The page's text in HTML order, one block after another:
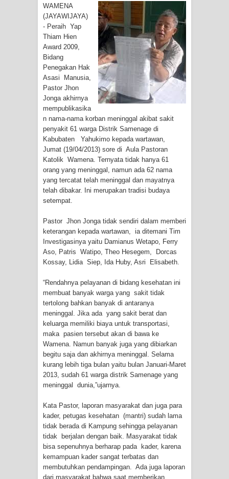
Tiga Personel Polresta Jayapura Kota
Jalani Sidang BP4R di Jayapura
Kapolresta Jayapura Kota
Mengapresiasi Antusiasme Warga
Saat Nonton Bareng Final Piala Dunia
2026 di Lapangan Karang PTC Entrop
Kebakaran Hanguskan Satu Rumah
di Kompleks Asrama Polisi Sorong
Profil Lengkap Papua Barat, Bumi
Profil Lengkap Provinsi Papua, Bumi
Cenderawasih di Ujung Timur
Indonesia
Profil Lengkap Aceh, Provinsi
Istimewa di Ujung Sumatera
Lima Rumah Pribadi Terbakar Di
Hamadi Jayapura Selatan
Gempa M3,3 Guncang Nabire, BMKG
Mama-Mama Pasar Lama Sentani
Protes Tumpukan Sampah dengan
Menghambur ke Tengah Jalan
Polres Jayapura Terima Laporan
WAMENA
(JAYAWIJAYA)
- Peraih Yap
Thiam Hien
Award 2009,
Bidang
Penegakan Hak
Asasi Manusia,
Pastor Jhon
Jonga akhirnya
mempublikasika
n nama-nama korban meninggal akibat sakit
penyakit 61 warga Distrik Samenage di
Kabubaten Yahukimo kepada wartawan,
Jumat (19/04/2013) sore di Aula Pastoran
Katolik Wamena. Ternyata tidak hanya 61
orang yang meninggal, namun ada 62 nama
yang tercatat telah meninggal dan mayatnya
telah dibakar. Ini merupakan tradisi budaya
setempat.
Pastor Jhon Jonga tidak sendiri dalam memberi
keterangan kepada wartawan, ia ditemani Tim
Investigasinya yaitu Damianus Wetapo, Ferry
Aso, Patris Watipo, Theo Hesegem, Dorcas
Kossay, Lidia Siep, Ida Huby, Asri Elisabeth.
“Rendahnya pelayanan di bidang kesehatan ini
membuat banyak warga yang sakit tidak
tertolong bahkan banyak di antaranya
meninggal. Jika ada yang sakit berat dan
keluarga memiliki biaya untuk transportasi,
maka pasien tersebut akan di bawa ke
Wamena. Namun banyak juga yang dibiarkan
begitu saja dan akhirnya meninggal. Selama
kurang lebih tiga bulan yaitu bulan Januari-Maret
2013, sudah 61 warga distrik Samenage yang
meninggal dunia,”ujarnya.
Kata Pastor, laporan masyarakat dan juga para
kader, petugas kesehatan (mantri) sudah lama
tidak berada di Kampung sehingga pelayanan
tidak berjalan dengan baik. Masyarakat tidak
bisa sepenuhnya berharap pada kader, karena
kemampuan kader sangat terbatas dan
membutuhkan pendampingan. Ada juga laporan
dari masyarakat bahwa saat memberikan